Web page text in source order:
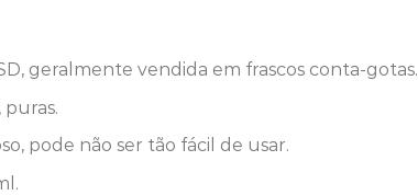
geralmente vendida em frascos conta-gotas.
pode não ser tão fácil de usar.